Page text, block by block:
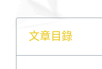
文章目錄